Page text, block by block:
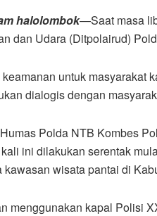
halolombok—Saat masa
dan Udara (Ditpolairud)
untuk masyarakat
dialogis dengan
Polda NTB Kombes
ini dilakukan serentak
kawasan wisata pantai di
menggunakan kapal Polisi